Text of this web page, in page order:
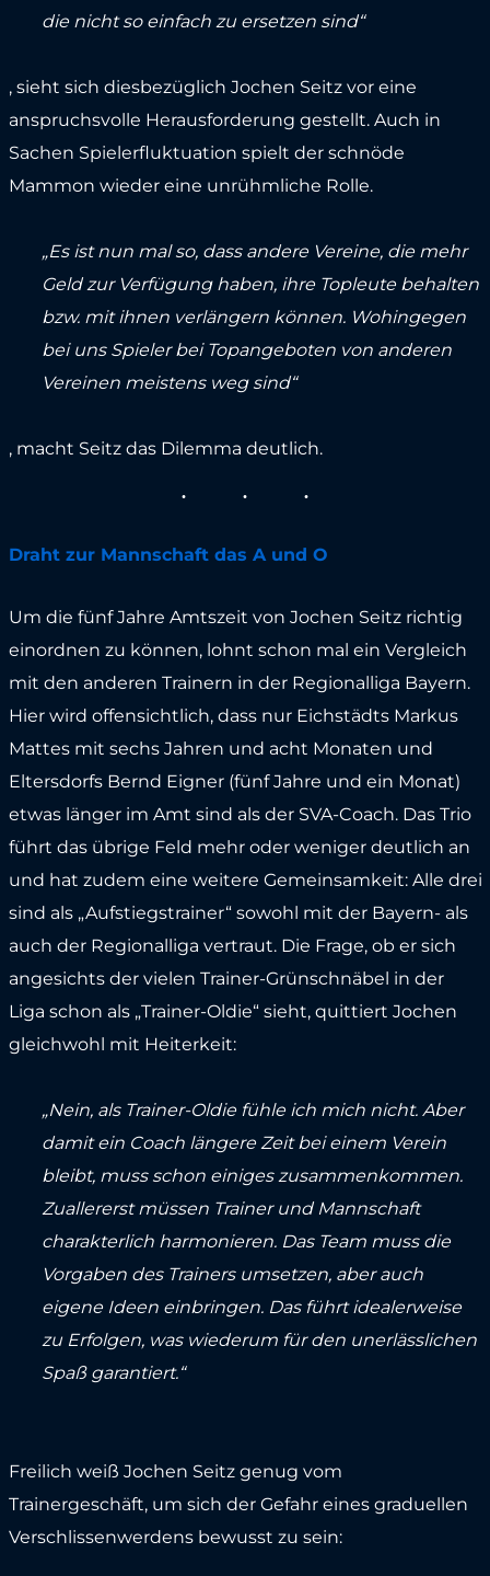
die nicht so einfach zu ersetzen sind“
, sieht sich diesbezüglich Jochen Seitz vor eine
anspruchsvolle Herausforderung gestellt. Auch in
Sachen Spielerfluktuation spielt der schnöde
Mammon wieder eine unrühmliche Rolle.
„Es ist nun mal so, dass andere Vereine, die mehr
Geld zur Verfügung haben, ihre Topleute behalten
bzw. mit ihnen verlängern können. Wohingegen
bei uns Spieler bei Topangeboten von anderen
Vereinen meistens weg sind“
, macht Seitz das Dilemma deutlich.
Draht zur Mannschaft das A und O
Um die fünf Jahre Amtszeit von Jochen Seitz richtig
einordnen zu können, lohnt schon mal ein Vergleich
mit den anderen Trainern in der Regionalliga Bayern.
Hier wird offensichtlich, dass nur Eichstädts Markus
Mattes mit sechs Jahren und acht Monaten und
Eltersdorfs Bernd Eigner (fünf Jahre und ein Monat)
etwas länger im Amt sind als der SVA-Coach. Das Trio
führt das übrige Feld mehr oder weniger deutlich an
und hat zudem eine weitere Gemeinsamkeit: Alle drei
sind als „Aufstiegstrainer“ sowohl mit der Bayern- als
auch der Regionalliga vertraut. Die Frage, ob er sich
angesichts der vielen Trainer-Grünschnäbel in der
Liga schon als „Trainer-Oldie“ sieht, quittiert Jochen
gleichwohl mit Heiterkeit:
„Nein, als Trainer-Oldie fühle ich mich nicht. Aber
damit ein Coach längere Zeit bei einem Verein
bleibt, muss schon einiges zusammenkommen.
Zuallererst müssen Trainer und Mannschaft
charakterlich harmonieren. Das Team muss die
Vorgaben des Trainers umsetzen, aber auch
eigene Ideen einbringen. Das führt idealerweise
zu Erfolgen, was wiederum für den unerlässlichen
Spaß garantiert.“
Freilich weiß Jochen Seitz genug vom
Trainergeschäft, um sich der Gefahr eines graduellen
Verschlissenwerdens bewusst zu sein: